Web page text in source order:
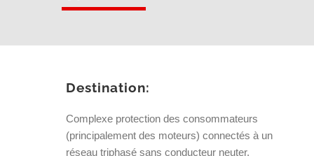
Destination:
Complexe protection des consommateurs
(principalement des moteurs) connectés à un
réseau triphasé sans conducteur neuter.